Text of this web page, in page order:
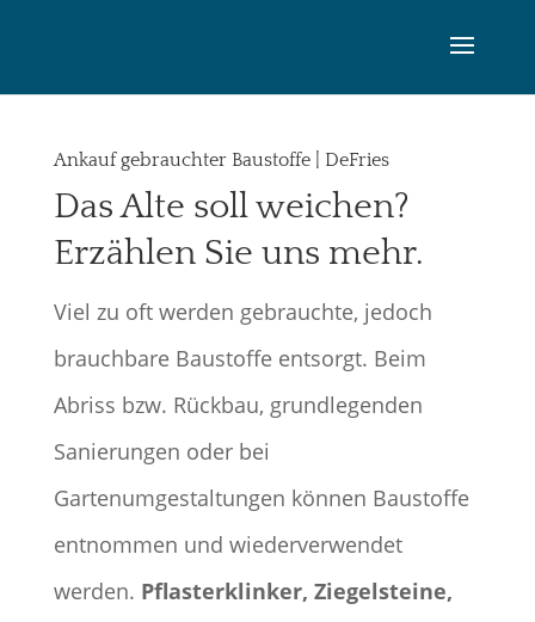
Ankauf gebrauchter Baustoffe | DeFries
Das Alte soll weichen?
Erzählen Sie uns mehr.
Viel zu oft werden gebrauchte, jedoch
brauchbare Baustoffe entsorgt. Beim
Abriss bzw. Rückbau, grundlegenden
Sanierungen oder bei
Gartenumgestaltungen können Baustoffe
entnommen und wiederverwendet
werden. Pflasterklinker, Ziegelsteine,